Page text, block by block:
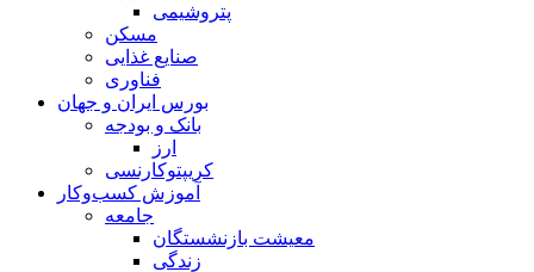
پتروشیمی
مسکن
صنایع غذایی
فناوری
بورس ایران و جهان
بانک و بودجه
ارز
کریپتوکارنسی
آموزش کسب‌وکار
جامعه
معیشت بازنشستگان
زندگی